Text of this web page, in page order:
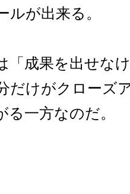
ルが出来る。
「成果を出せな
だけがクローズ
一方なのだ。